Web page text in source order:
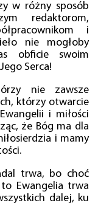
w różny sposób
redaktorom,
i
nie mogłoby
obficie swoim
Serca!
nie zawsze
którzy otwarcie
i miłości
że Bóg ma dla
i mamy
trwa, bo choć
Ewangelia trwa
dalej, ku